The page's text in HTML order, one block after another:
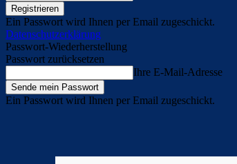
Ein Passwort wird Ihnen per Email zugeschickt.
Datenschutzerklärung
Passwort-Wiederherstellung
Passwort zurücksetzen
Ihre E-Mail-Adresse
Ein Passwort wird Ihnen per Email zugeschickt.